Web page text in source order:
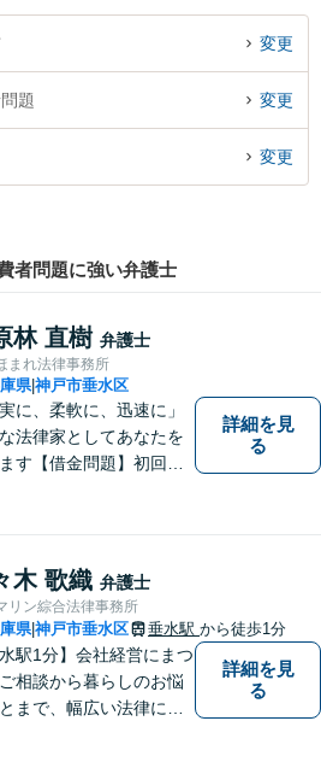
変更
題 変更
変更
者問題に強い弁護士
林 直樹 弁護士
まれ法律事務所
県|神戸市垂水区
実に、柔軟に、迅速に」
法律家としてあなたを
す【借金問題】初回相
】生前対策から相続発
手続き・トラブル対応
ンストップで対応【オ
ン面談OK】
詳細を見
る
木 歌織 弁護士
リン綜合法律事務所
県|神戸市垂水区 垂水駅 から徒歩1分
水駅1分】会社経営にまつ
相談から暮らしのお悩
まで、幅広い法律にま
詳細を見
る